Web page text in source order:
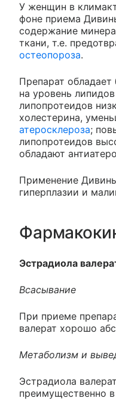
У женщин в
фоне приема
содержание
ткани, т.е.
остеопороза.
Препарат
на уровень
липопротеидов
холестерина,
атеросклероза;
липопротеидов
обладают
Применение
гиперплазии и
Эстрадиола
Всасывание
При приеме
валерат хорошо
Метаболизм и
Эстрадиола
преимущественно